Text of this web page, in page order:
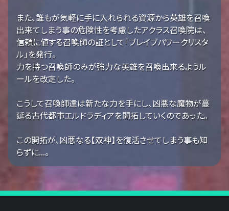
また、誰もが気軽に手に入れられる資源から英雄を召喚
出来てしまう事の危険性を考慮したアクラス召喚院は、
信頼に値する召喚師の証として「ブレイブパワークリスタ
ル」を発行。
力を持つ召喚師のみが強力な英雄を召喚出来るようル
ールを改定した。
こうして召喚師達は新たな力を手にし、凶悪な魔物が蔓
延る古代都市エルドラディアを開拓していくのであった。
この開拓が、凶悪なる【双神】を復活させてしまう事も知
らずに...。